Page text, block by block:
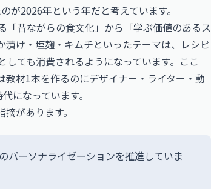
が2026年という年だと考えています。
昔ながらの食文化」から「学ぶ価値のあるス
け・塩麹・キムチといったテーマは、レシピ
ても消費されるようになっています。ここ
材1本を作るのにデザイナー・ライター・動
になっています。
があります。
パーソナライゼーションを推進していま